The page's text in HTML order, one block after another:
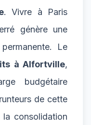
. Vivre à Paris
génère une
Le
à Alfortville,
budgétaire
de cette
la consolidation